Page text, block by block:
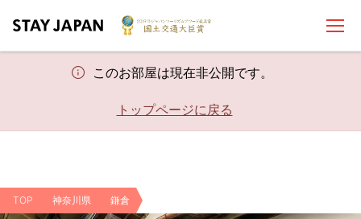
このお部屋は現在非公開です。
トップページに戻る
TOP 神奈川県 鎌倉